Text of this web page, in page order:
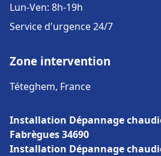
Lun-Ven: 8h-19h
Service d'urgence 24/7
Zone intervention
Téteghem, France
Installation Dépannage
Fabrègues 34690
Installation Dépannage